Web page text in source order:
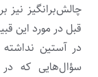
چالش‌­برانگیز نیز
قبل در مورد این
در آستین
سؤال­‌هایی که